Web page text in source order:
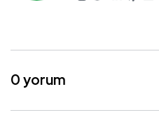
0 yorum